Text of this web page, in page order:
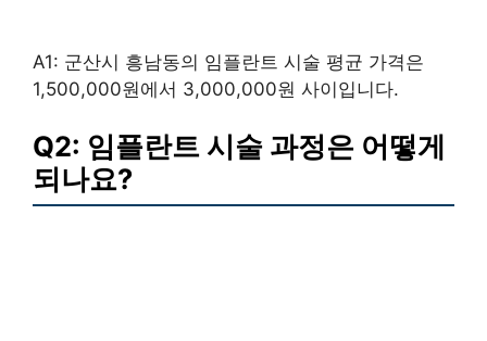
A1: 군산시 흥남동의 임플란트 시술 평균 가격은
1,500,000원에서 3,000,000원 사이입니다.
Q2: 임플란트 시술 과정은 어떻게
되나요?